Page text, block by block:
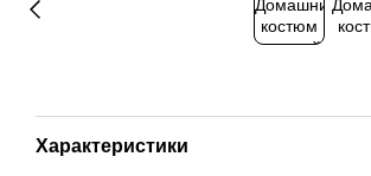
Характеристики